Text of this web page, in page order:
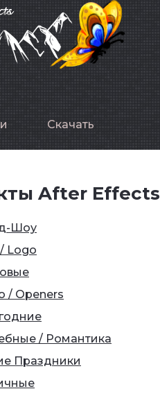
Скачать
After Effects
Шоу
Logo
/ Openers
/ Романтика
Праздники